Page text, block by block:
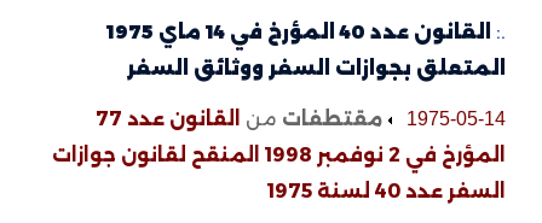
القانون عدد 40 المؤرخ في 14 ماي 1975
المتعلق بجوازات السفر ووثائق السفر
1975-05-14 مقتطفات من
القانون عدد 77
المؤرخ في 2 نوفمبر 1998 المنقح لقانون جوازات
السفر عدد 40 لسنة 1975